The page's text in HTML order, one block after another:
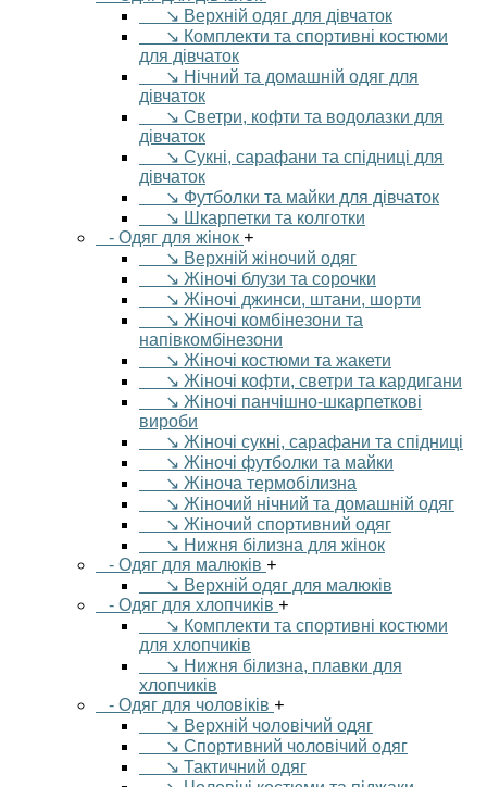
↘ Верхній одяг для дівчаток
↘ Комплекти та спортивні костюми
для дівчаток
↘ Нічний та домашній одяг для
дівчаток
↘ Светри, кофти та водолазки для
дівчаток
↘ Сукні, сарафани та спідниці для
дівчаток
↘ Футболки та майки для дівчаток
↘ Шкарпетки та колготки
- Одяг для жінок +
↘ Верхній жіночий одяг
↘ Жіночі блузи та сорочки
↘ Жіночі джинси, штани, шорти
↘ Жіночі комбінезони та
напівкомбінезони
↘ Жіночі костюми та жакети
↘ Жіночі кофти, светри та кардигани
↘ Жіночі панчішно-шкарпеткові
вироби
↘ Жіночі сукні, сарафани та спідниці
↘ Жіночі футболки та майки
↘ Жіноча термобілизна
↘ Жіночий нічний та домашній одяг
↘ Жіночий спортивний одяг
↘ Нижня білизна для жінок
- Одяг для малюків +
↘ Верхній одяг для малюків
- Одяг для хлопчиків +
↘ Комплекти та спортивні костюми
для хлопчиків
↘ Нижня білизна, плавки для
хлопчиків
- Одяг для чоловіків +
↘ Верхній чоловічий одяг
↘ Спортивний чоловічий одяг
↘ Тактичний одяг